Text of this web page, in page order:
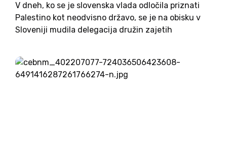
V dneh, ko se je slovenska vlada odločila priznati
Palestino kot neodvisno državo, se je na obisku v
Sloveniji mudila delegacija družin zajetih
napadu 7. oktobra 2023 še vedno drži v
ujetništvu. Številni...